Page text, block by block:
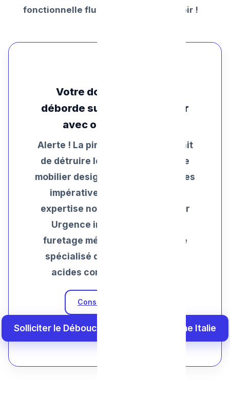
fonctionnelle fluide et garantie du soir !
Votre douche sans bac
déborde sur tout le plancher
avec odeur puante ?
Alerte ! La pire manipulation serait
de détruire les étanchéités de ce
mobilier design dispendieux . Faites
impérativement appels a une
expertise non invasive ! Plombier
Urgence intervient au micro
furetage mécanique sécuritaire
spécialisé des Bondes , et sans
acides corosifs destructifs !
Consulter nos Tarifs
Solliciter le Débouchage Sécurisé Douche Italie